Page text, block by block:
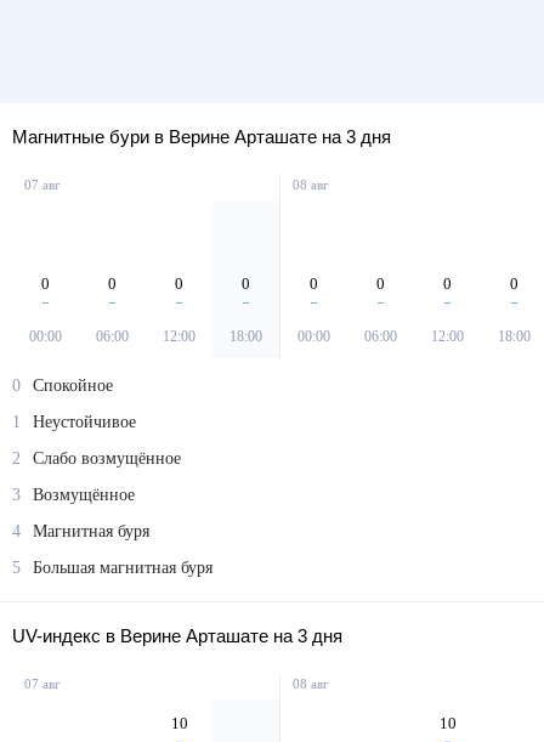
Магнитные бури в Верине Арташате на 3 дня
07 авг
0
00:00
0
06:00
0
12:00
0
18:00
08 авг
0
00:00
0
06:00
0
12:00
0
18:00
0
Спокойное
1
Неустойчивое
2
Слабо возмущённое
3
Возмущённое
4
Магнитная буря
5
Большая магнитная буря
UV-индекс в Верине Арташате на 3 дня
07 авг
10
08 авг
10